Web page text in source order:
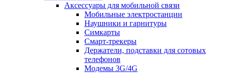
Аксессуары для мобильной связи
Мобильные электростанции
Наушники и гарнитуры
Симкарты
Смарт-трекеры
Держатели, подставки для сотовых
телефонов
Модемы 3G/4G